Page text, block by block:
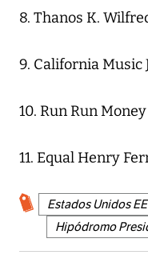
8. Thanos K.
9. California Music
10. Run Run
11. Equal Henry
Estados Unidos
Hipódromo